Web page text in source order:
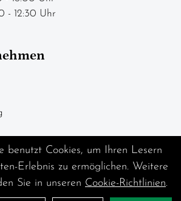
- 12:30 Uhr
benutzt Cookies, um Ihren Lesern
Erlebnis zu ermöglichen. Weitere
Sie in unseren Cookie-Richtlinien.